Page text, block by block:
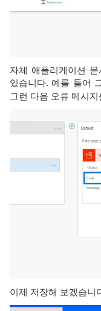
자체 애플리케이션
있습니다. 예를 들어
그런 다음 오류 메시
이제 저장해 보겠습니